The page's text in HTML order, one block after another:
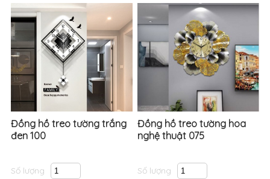
Đồng hồ treo tường trắng
đen 100
Số lượng
Đồng hồ treo tường hoa
nghệ thuật 075
Số lượng